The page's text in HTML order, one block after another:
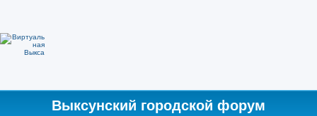
Выксунский городской форум